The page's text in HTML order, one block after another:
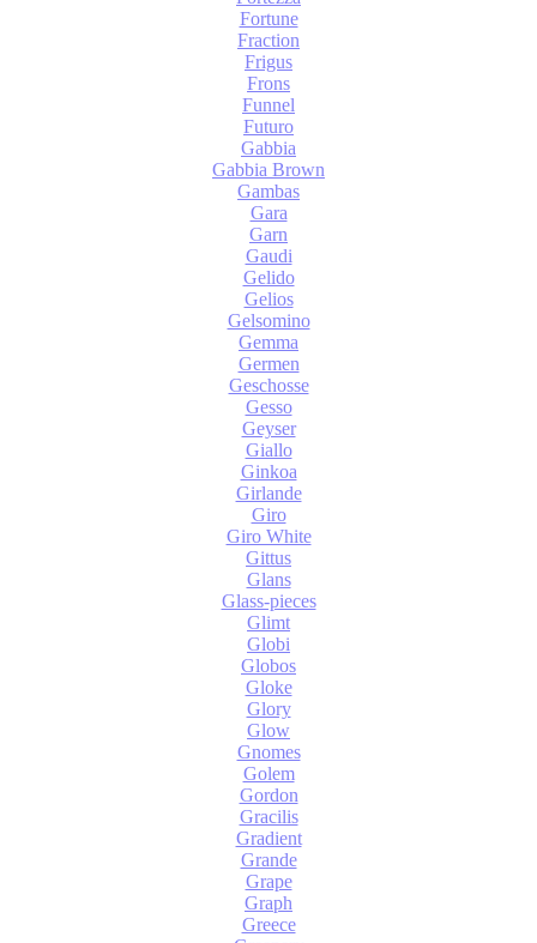
Fortune
Fraction
Frigus
Frons
Funnel
Futuro
Gabbia
Gabbia Brown
Gambas
Gara
Garn
Gaudi
Gelido
Gelios
Gelsomino
Gemma
Germen
Geschosse
Gesso
Geyser
Giallo
Ginkoa
Girlande
Giro
Giro White
Gittus
Glans
Glass-pieces
Glimt
Globi
Globos
Gloke
Glory
Glow
Gnomes
Golem
Gordon
Gracilis
Gradient
Grande
Grape
Graph
Greece